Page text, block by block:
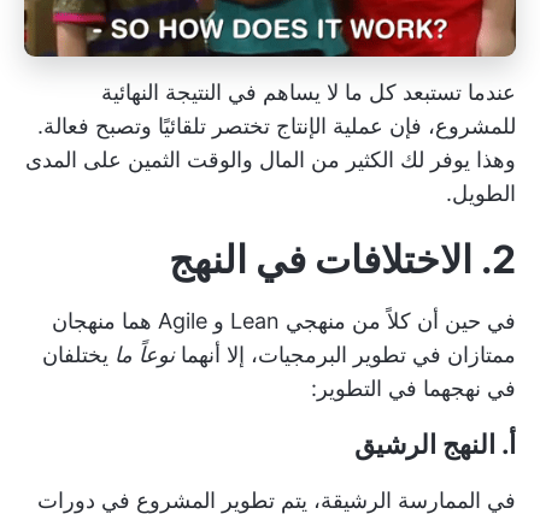
عندما تستبعد كل ما لا يساهم في النتيجة النهائية
للمشروع، فإن عملية الإنتاج تختصر تلقائيًا وتصبح فعالة.
وهذا يوفر لك الكثير من المال والوقت الثمين على المدى
الطويل.
2. الاختلافات في النهج
في حين أن كلاً من منهجي Lean و Agile هما منهجان
ممتازان في تطوير البرمجيات، إلا أنهمانوعاً ما يختلفان
في نهجهما في التطوير:
أ. النهج الرشيق
في الممارسة الرشيقة، يتم تطوير المشروع في دورات